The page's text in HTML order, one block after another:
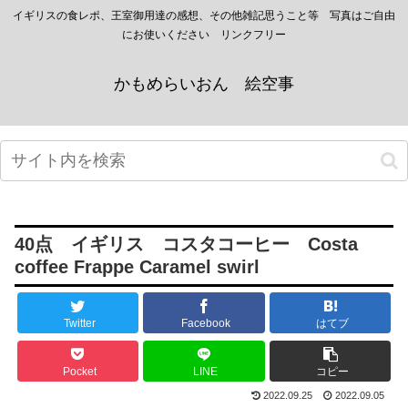
イギリスの食レポ、王室御用達の感想、その他雑記思うこと等 写真はご自由
にお使いください リンクフリー
かもめらいおん 絵空事
40点 イギリス コスタコーヒー Costa
coffee Frappe Caramel swirl
Twitter Facebook はてブ
Pocket LINE コピー
2022.09.25 2022.09.05